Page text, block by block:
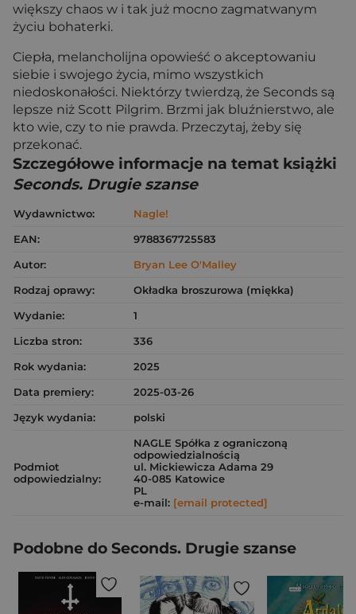
większy chaos w i tak już mocno zagmatwanym
życiu bohaterki.
Ciepła, melancholijna opowieść o akceptowaniu
siebie i swojego życia, mimo wszystkich
niedoskonałości. Niektórzy twierdzą, że Seconds są
lepsze niż Scott Pilgrim. Brzmi jak bluźnierstwo, ale
kto wie, czy to nie prawda. Przeczytaj, żeby się
przekonać.
Szczegółowe informacje na temat książki
Seconds. Drugie szanse
Wydawnictwo:
Nagle!
EAN:
9788367725583
Autor:
Bryan Lee O'Malley
Rodzaj oprawy:
Okładka broszurowa (miękka)
Wydanie:
1
Liczba stron:
336
Rok wydania:
2025
Data premiery:
2025-03-26
Język wydania:
polski
Podmiot
odpowiedzialny:
NAGLE Spółka z ograniczoną
odpowiedzialnością
ul. Mickiewicza Adama 29
40-085 Katowice
PL
e-mail: [email protected]
Podobne do Seconds. Drugie szanse